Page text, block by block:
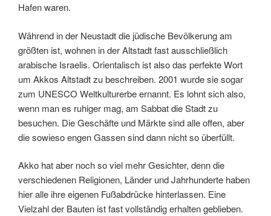
Hafen waren.
Während in der Neustadt die jüdische Bevölkerung am
größten ist, wohnen in der Altstadt fast ausschließlich
arabische Israelis. Orientalisch ist also das perfekte Wort
um Akkos Altstadt zu beschreiben. 2001 wurde sie sogar
zum UNESCO Weltkulturerbe ernannt. Es lohnt sich also,
wenn man es ruhiger mag, am Sabbat die Stadt zu
besuchen. Die Geschäfte und Märkte sind alle offen, aber
die sowieso engen Gassen sind dann nicht so überfüllt.
Akko hat aber noch so viel mehr Gesichter, denn die
verschiedenen Religionen, Länder und Jahrhunderte haben
hier alle ihre eigenen Fußabdrücke hinterlassen. Eine
Vielzahl der Bauten ist fast vollständig erhalten geblieben.